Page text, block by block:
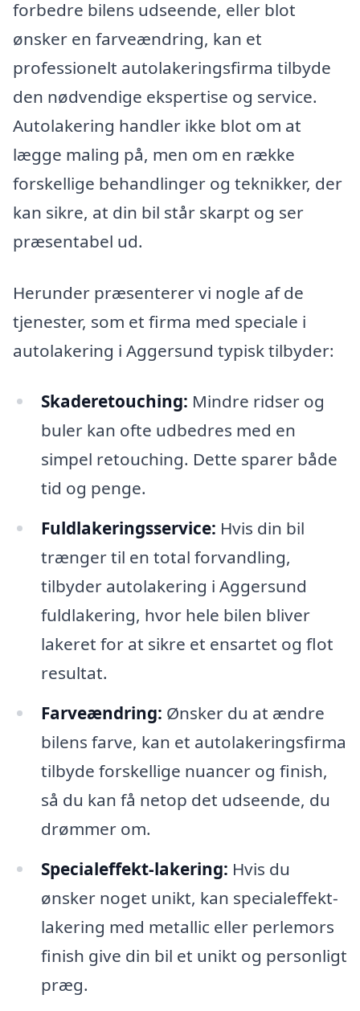
forbedre bilens udseende, eller blot
ønsker en farveændring, kan et
professionelt autolakeringsfirma tilbyde
den nødvendige ekspertise og service.
Autolakering handler ikke blot om at
lægge maling på, men om en række
forskellige behandlinger og teknikker, der
kan sikre, at din bil står skarpt og ser
præsentabel ud.
Herunder præsenterer vi nogle af de
tjenester, som et firma med speciale i
autolakering i Aggersund typisk tilbyder:
Skaderetouching: Mindre ridser og
buler kan ofte udbedres med en
simpel retouching. Dette sparer både
tid og penge.
Fuldlakeringsservice: Hvis din bil
trænger til en total forvandling,
tilbyder autolakering i Aggersund
fuldlakering, hvor hele bilen bliver
lakeret for at sikre et ensartet og flot
resultat.
Farveændring: Ønsker du at ændre
bilens farve, kan et autolakeringsfirma
tilbyde forskellige nuancer og finish,
så du kan få netop det udseende, du
drømmer om.
Specialeffekt-lakering: Hvis du
ønsker noget unikt, kan specialeffekt-
lakering med metallic eller perlemors
finish give din bil et unikt og personligt
præg.